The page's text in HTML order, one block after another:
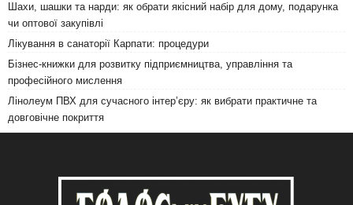
Шахи, шашки та нарди: як обрати якісний набір для дому, подарунка
чи оптової закупівлі
Лікування в санаторії Карпати: процедури
Бізнес-книжки для розвитку підприємництва, управління та
професійного мислення
Лінолеум ПВХ для сучасного інтер’єру: як вибрати практичне та
довговічне покриття